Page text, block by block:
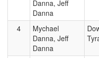
Danna, Jeff
Danna
4
Mychael
Danna, Jeff
Danna